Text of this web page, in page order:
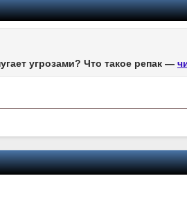
угрозами? Что такое репак —